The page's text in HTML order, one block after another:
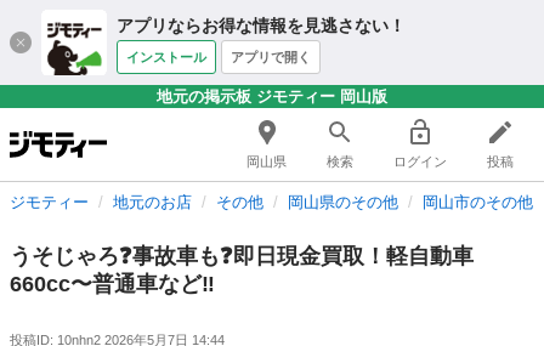
アプリならお得な情報を見逃さない！
インストール アプリで開く
地元の掲示板 ジモティー 岡山版
岡山県 検索 ログイン 投稿
ジモティー 地元のお店 その他 岡山県のその他 岡山市のその他
うそじゃろ❓事故車も❓即日現金買取！軽自動車
660cc〜普通車など‼️
投稿ID: 10nhn2 2026年5月7日 14:44